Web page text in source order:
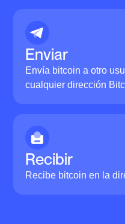
Enviar
Envía bitcoin a otro
cualquier dirección
Recibir
Recibe bitcoin en la